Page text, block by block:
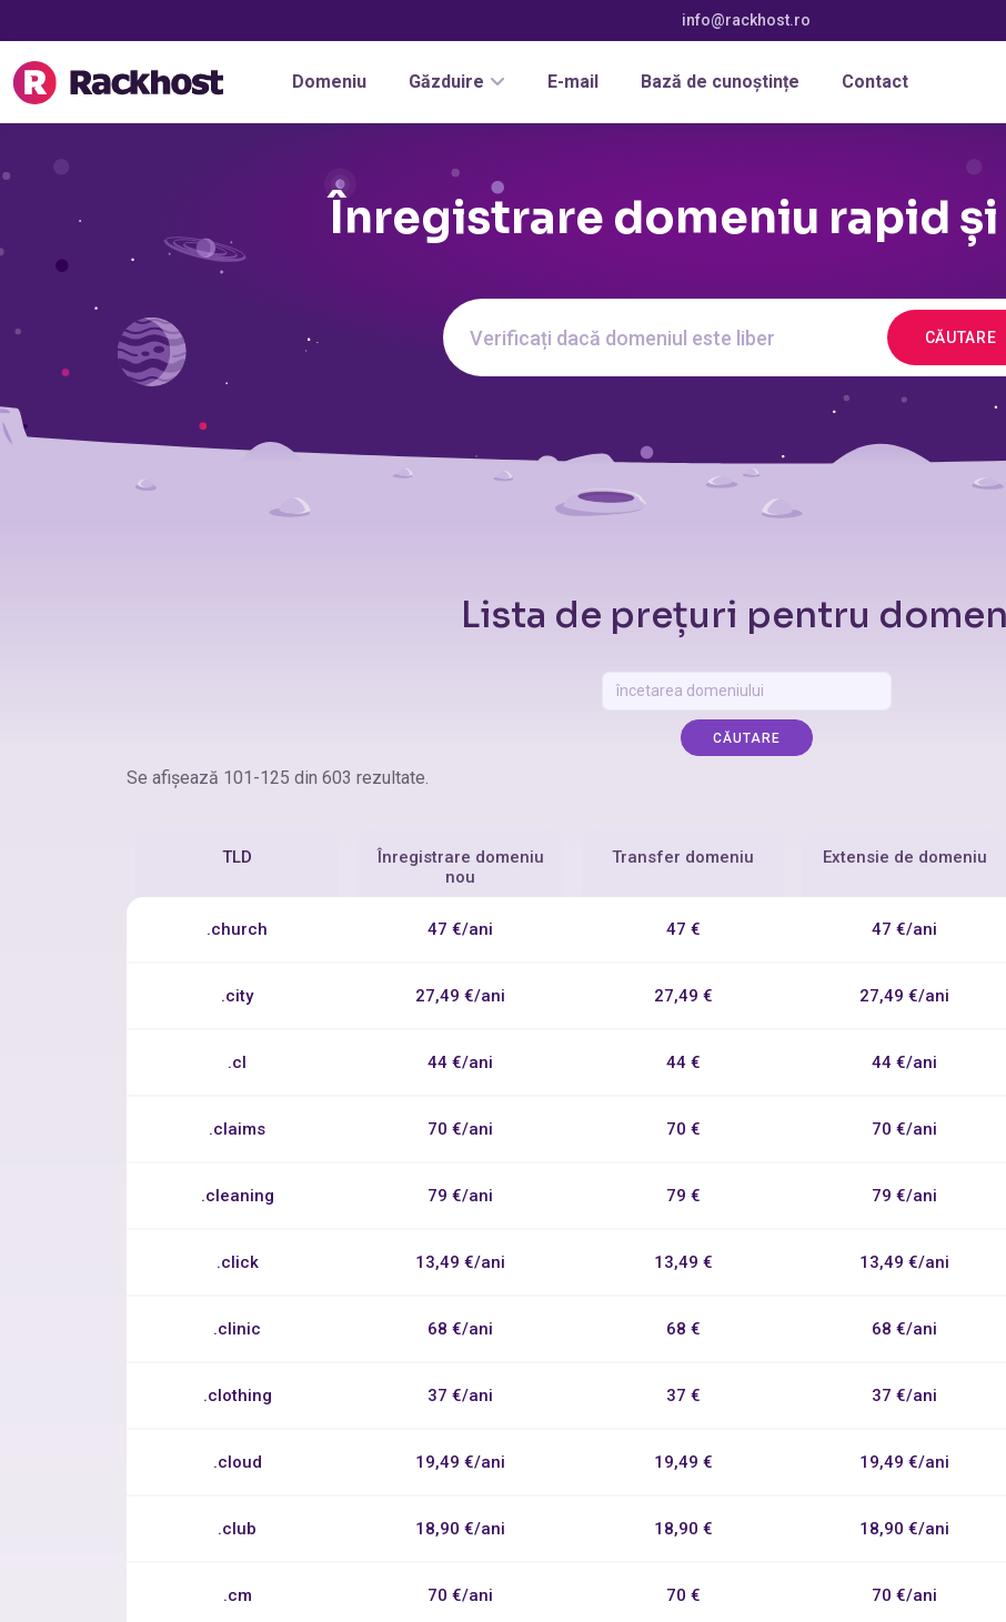
info@rackhost.ro
Domeniu Găzduire E-mail Bază de cunoștințe Contact
Înregistrare domeniu rapid
CĂUTARE
Lista de prețuri pentru
CĂUTARE
Se afişează 101-125 din 603 rezultate.
TLD
Înregistrare domeniu
nou
Transfer domeniu Extensie de domeniu
.church 47 €/ani 47 € 47 €/ani
.city 27,49 €/ani 27,49 € 27,49 €/ani
.cl 44 €/ani 44 € 44 €/ani
.claims 70 €/ani 70 € 70 €/ani
.cleaning 79 €/ani 79 € 79 €/ani
.click 13,49 €/ani 13,49 € 13,49 €/ani
.clinic 68 €/ani 68 € 68 €/ani
.clothing 37 €/ani 37 € 37 €/ani
.cloud 19,49 €/ani 19,49 € 19,49 €/ani
.club 18,90 €/ani 18,90 € 18,90 €/ani
.cm 70 €/ani 70 € 70 €/ani